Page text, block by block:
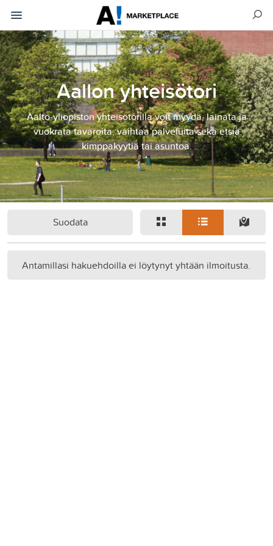
Aallon yhteisötori
Aalto-yliopiston yhteisötorilla voit myydä, lainata ja
vuokrata tavaroita, vaihtaa palveluita sekä etsiä
kimppakyytiä tai asuntoa.
Suodata
Antamillasi hakuehdoilla ei löytynyt yhtään ilmoitusta.